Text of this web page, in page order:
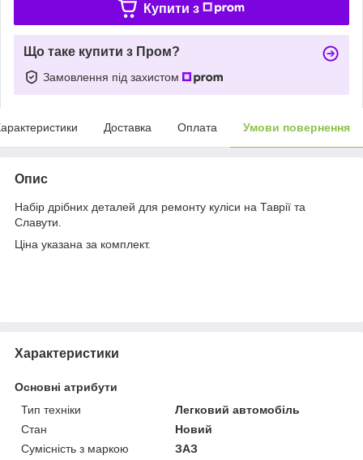
Купити з
Що таке купити з Пром?
Замовлення під захистом
Доставка Оплата Умови повернення
Опис
Набір дрібних деталей для ремонту куліси на Таврії та
Славути.
Ціна указана за комплект.
Характеристики
Основні атрибути
Тип техніки
Легковий автомобіль
Стан
Новий
Сумісність з маркою
ЗАЗ